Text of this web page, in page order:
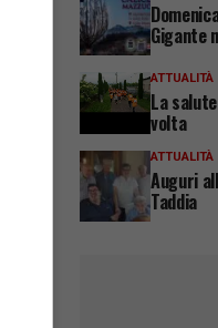
Gigante
ATTUALITÀ
La
volta
ATTUALITÀ
Auguri
Taddia